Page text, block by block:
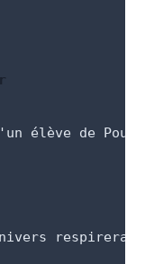
d'un élève de
respirera